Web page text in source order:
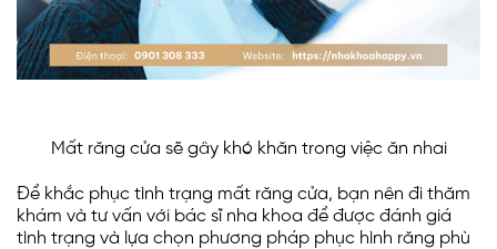
Mất răng cửa sẽ gây khó khăn trong việc ăn nhai
Để khắc phục tình trạng mất răng cửa, bạn nên đi thăm
khám và tư vấn với bác sĩ nha khoa để được đánh giá
tình trạng và lựa chọn phương pháp phục hình răng phù